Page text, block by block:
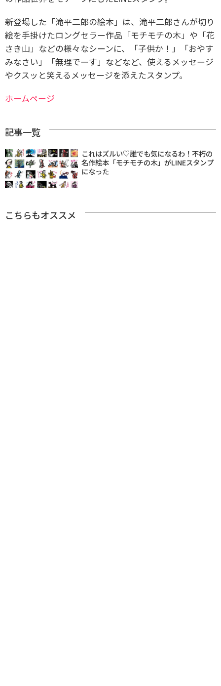
新登場した「滝平二郎の絵本」は、滝平二郎さんが切り
絵を手掛けたロングセラー作品「モチモチの木」や「花
さき山」などの様々なシーンに、「子供か！」「おやす
みなさい」「無理でーす」などなど、使えるメッセージ
やクスッと笑えるメッセージを添えたスタンプ。
ホームページ
記事一覧
これはズルい♡誰でも気になるわ！不朽の
名作絵本「モチモチの木」がLINEスタンプ
になった
こちらもオススメ